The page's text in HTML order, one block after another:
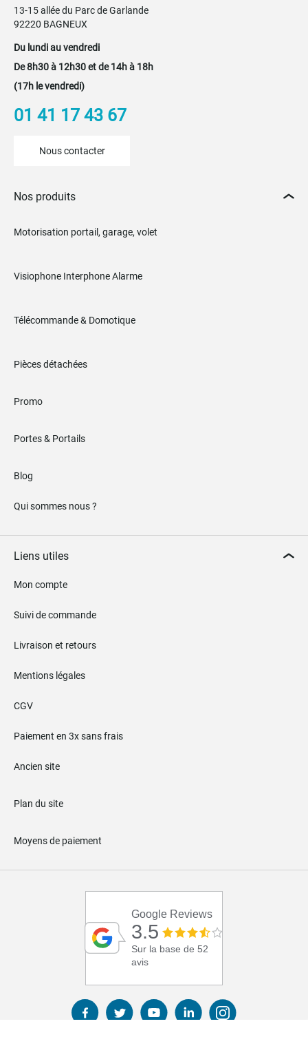
13-15 allée du Parc de Garlande
92220 BAGNEUX
Du lundi au vendredi
De 8h30 à 12h30 et de 14h à 18h
(17h le vendredi)
01 41 17 43 67
Nous contacter
Nos produits
Motorisation portail, garage, volet
Visiophone Interphone Alarme
Télécommande & Domotique
Pièces détachées
Promo
Portes & Portails
Blog
Qui sommes nous ?
Liens utiles
Mon compte
Suivi de commande
Livraison et retours
Mentions légales
CGV
Paiement en 3x sans frais
Ancien site
Plan du site
Moyens de paiement
Google Reviews
3.5
Sur la base de 52
avis